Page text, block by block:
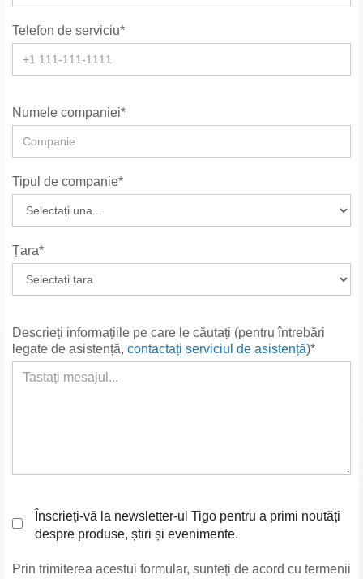
Telefon de serviciu*
Numele companiei*
Tipul de companie*
Țara*
Descrieți informațiile pe care le căutați (pentru întrebări
legate de asistență, contactați serviciul de asistență)*
Înscrieți-vă la newsletter-ul Tigo pentru a primi noutăți
despre produse, știri și evenimente.
Prin trimiterea acestui formular, sunteți de acord cu termenii